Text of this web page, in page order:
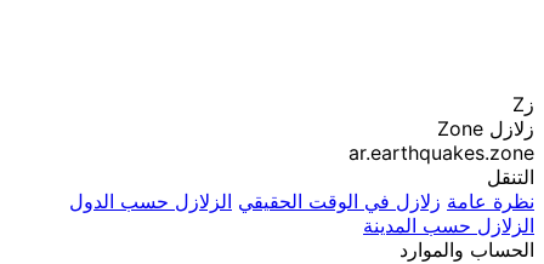
زZ
زلازل Zone
ar.earthquakes.zone
التنقل
نظرة عامة زلازل في الوقت الحقيقي الزلازل حسب الدول
الزلازل حسب المدينة
الحساب والموارد